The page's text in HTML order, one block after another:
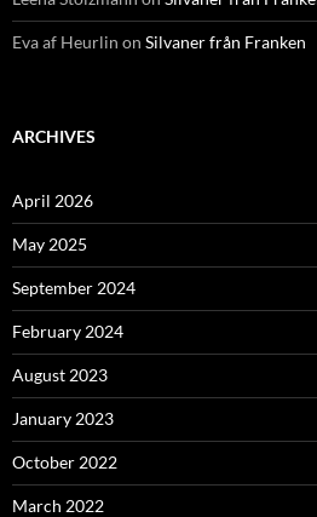
Eva af Heurlin on Silvaner från Franken
ARCHIVES
April 2026
May 2025
September 2024
February 2024
August 2023
January 2023
October 2022
March 2022